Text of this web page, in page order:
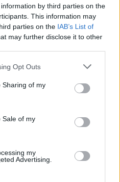
by third parties on the
This information may
parties on the IAB’s List of
may further disclose it to other
app uses one or more Google
behaviour. You may click to
and its third-party tags to
purposes in below Google
Opt Outs
Sharing of my
Sale of my
my
Advertising.
ai social: la storia di Aileen